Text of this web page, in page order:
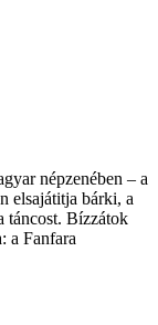
népzenében – a
elsajátitja bárki, a
táncost. Bízzátok
a Fanfara